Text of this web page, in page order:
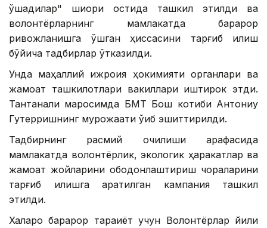
қўшадилар" шиори остида ташкил этилди ва
волонтёрларнинг мамлакатда барқарор
ривожланишга қўшган ҳиссасини тарғиб қилиш
бўйича тадбирлар ўтказилди.
Унда маҳаллий ижроия ҳокимияти органлари ва
жамоат ташкилотлари вакиллари иштирок этди.
Тантанали маросимда БМТ Бош котиби Антониу
Гутерришнинг мурожаати ўқиб эшиттирилди.
Тадбирнинг расмий очилиши арафасида
мамлакатда волонтёрлик, экологик ҳаракатлар ва
жамоат жойларини ободонлаштириш чораларини
тарғиб қилишга қаратилган кампания ташкил
этилди.
Халқаро барқарор тараққиёт учун Волонтёрлар йили